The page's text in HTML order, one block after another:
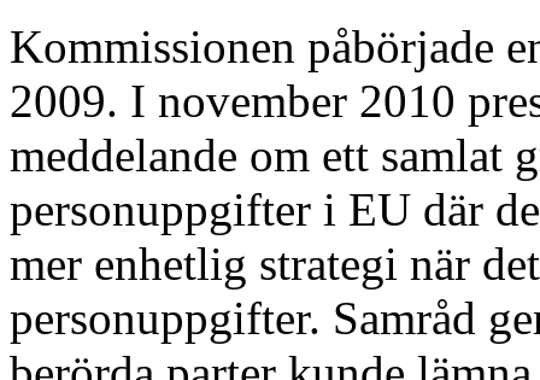
Kommissionen påbörjade
2009. I november 2010
meddelande om ett samlat
personuppgifter i EU där
mer enhetlig strategi när
personuppgifter. Samråd